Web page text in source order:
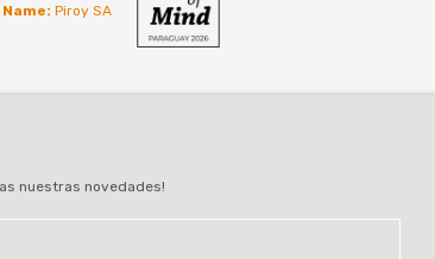
Piroy SA
nuestras novedades!